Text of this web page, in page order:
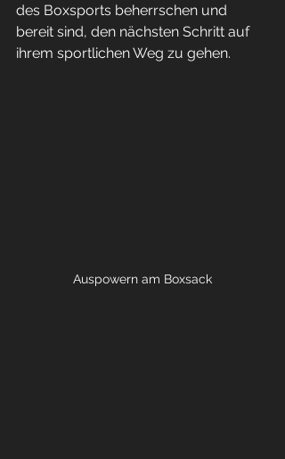
des Boxsports beherrschen und
bereit sind, den nächsten Schritt auf
ihrem sportlichen Weg zu gehen.
Auspowern am Boxsack